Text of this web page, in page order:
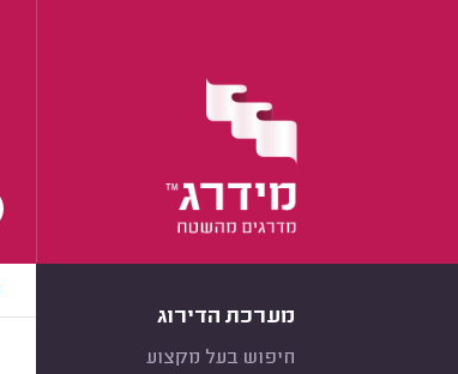
מערכת הדירוג
חיפוש בעל מקצוע